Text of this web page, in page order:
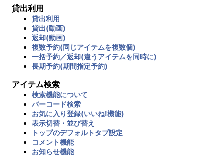
貸出利用
貸出利用
貸出(動画)
返却(動画)
複数予約(同じアイテムを複数個)
一括予約／返却(違うアイテムを同時に)
長期予約(期間指定予約)
アイテム検索
検索機能について
バーコード検索
お気に入り登録(いいね!機能)
表示切替・並び替え
トップのデフォルトタブ設定
コメント機能
お知らせ機能